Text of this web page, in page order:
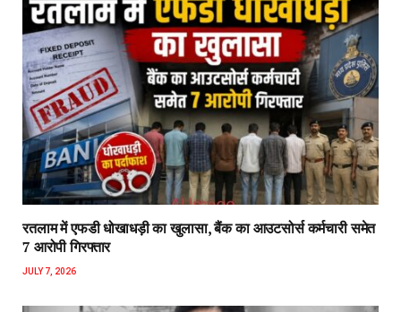
रतलाम में एफडी धोखाधड़ी का खुलासा, बैंक का आउटसोर्स कर्मचारी समेत
7 आरोपी गिरफ्तार
JULY 7, 2026